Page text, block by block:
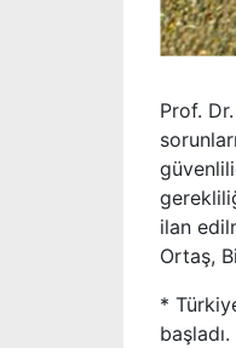
Prof.
ilan
Ortaş,
*